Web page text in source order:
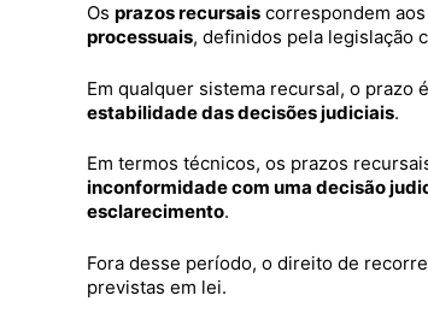
Os prazos recursais correspondem aos
processuais, definidos pela legislação
Em qualquer sistema recursal, o prazo
estabilidade das decisões judiciais.
Em termos técnicos, os prazos
inconformidade com uma decisão
esclarecimento.
Fora desse período, o direito de
previstas em lei.